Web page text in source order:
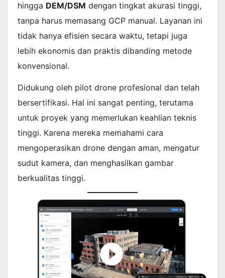
hingga DEM/DSM dengan tingkat akurasi tinggi,
tanpa harus memasang GCP manual. Layanan ini
tidak hanya efisien secara waktu, tetapi juga
lebih ekonomis dan praktis dibanding metode
konvensional.
Didukung oleh pilot drone profesional dan telah
bersertifikasi. Hal ini sangat penting, terutama
untuk proyek yang memerlukan keahlian teknis
tinggi. Karena mereka memahami cara
mengoperasikan drone dengan aman, mengatur
sudut kamera, dan menghasilkan gambar
berkualitas tinggi.